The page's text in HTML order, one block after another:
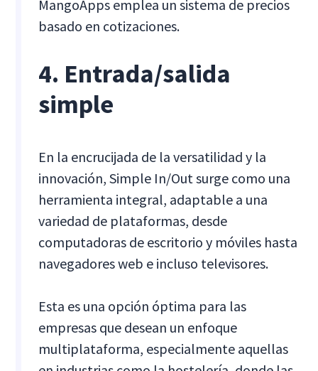
MangoApps emplea un sistema de precios
basado en cotizaciones.
4. Entrada/salida
simple
En la encrucijada de la versatilidad y la
innovación, Simple In/Out surge como una
herramienta integral, adaptable a una
variedad de plataformas, desde
computadoras de escritorio y móviles hasta
navegadores web e incluso televisores.
Esta es una opción óptima para las
empresas que desean un enfoque
multiplataforma, especialmente aquellas